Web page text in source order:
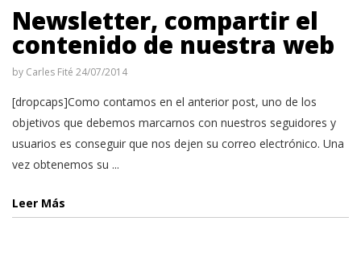
Newsletter, compartir el
contenido de nuestra web
by Carles Fité 24/07/2014
[dropcaps]Como contamos en el anterior post, uno de los
objetivos que debemos marcarnos con nuestros seguidores y
usuarios es conseguir que nos dejen su correo electrónico. Una
vez obtenemos su ...
Leer Más